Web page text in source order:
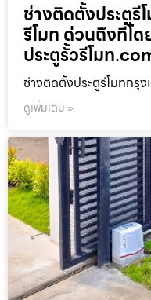
ช่างติดตั้งประตูรี
รีโมท ด่วนถึงที่โด
ประตูรั้วรีโมท
ช่างติดตั้งประตูรีโมทกรุ
ดูเพิ่มเติม »